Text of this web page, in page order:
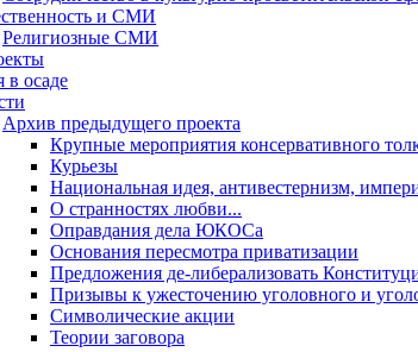
и СМИ
Религиозные СМИ
в осаде
Архив предыдущего проекта
Крупные мероприятия консервативного
Курьезы
Национальная идея, антивестернизм,
О странностях любви...
Оправдания дела ЮКОСа
Основания пересмотра приватизации
Предложения де-либерализовать
Призывы к ужесточению уголовного и
Символические акции
Теории заговора